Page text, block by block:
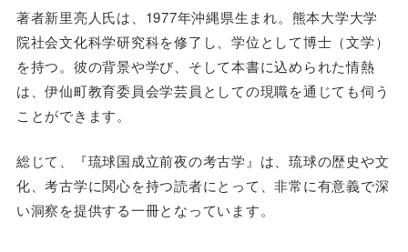
著者新里亮人氏は、1977年沖縄県生まれ。熊本大学大学
院社会文化科学研究科を修了し、学位として博士（文学）
を持つ。彼の背景や学び、そして本書に込められた情熱
は、伊仙町教育委員会学芸員としての現職を通じても伺う
ことができます。
総じて、『琉球国成立前夜の考古学』は、琉球の歴史や文
化、考古学に関心を持つ読者にとって、非常に有意義で深
い洞察を提供する一冊となっています。